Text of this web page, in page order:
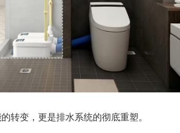
转变，更是排水系统的彻底重塑。